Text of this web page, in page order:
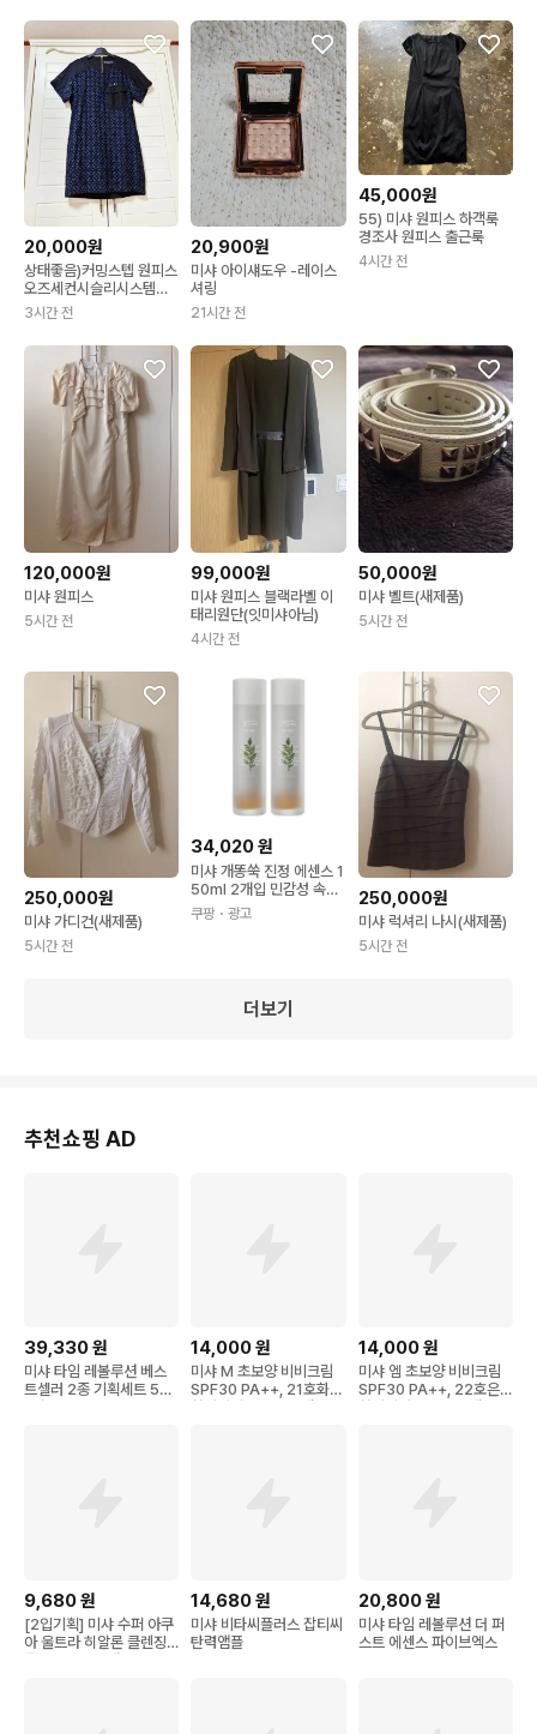
20,000원
상태좋음)커밍스텝 원피스
오즈세컨시슬리시스템
sjsj미샤온앤온지컷듀엘
베네통
3시간 전
20,900원
미샤 아이섀도우 -레이스
셔링
21시간 전
45,000원
55) 미샤 원피스 하객룩
경조사 원피스 출근룩
4시간 전
120,000원
미샤 원피스
5시간 전
99,000원
미샤 원피스 블랙라벨 이
태리원단(잇미샤아님)
4시간 전
50,000원
미샤 벨트(새제품)
5시간 전
250,000원
미샤 가디건(새제품)
5시간 전
34,020원
미샤 개똥쑥 진정 에센스 1
50ml 2개입 민감성 속건
조 수분 세럼 기초 스킨케
어 화장품 촉촉한 농축 당
쿠팡 ・광고
250,000원
미샤 럭셔리 나시(새제품)
5시간 전
더보기
추천쇼핑 AD
39,330원
미샤 타임 레볼루션 베스
트셀러 2종 기획세트 5X,
14,000원
미샤 M 초보양 비비크림
SPF30 PA++, 21호화사
14,000원
미샤 엠 초보양 비비크림
SPF30 PA++, 22호은은
9,680원
[2입기획] 미샤 수퍼 아쿠
아 울트라 히알론 클렌징
14,680원
미샤 비타씨플러스 잡티씨
탄력앰플
20,800원
미샤 타임 레볼루션 더 퍼
스트 에센스 파이브엑스